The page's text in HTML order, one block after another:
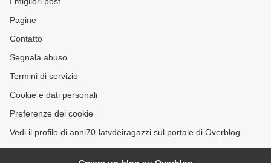
Pagine
Contatto
Segnala abuso
Termini di servizio
Cookie e dati personali
Preferenze dei cookie
Vedi il profilo di anni70-latvdeiragazzi sul portale di Overblog